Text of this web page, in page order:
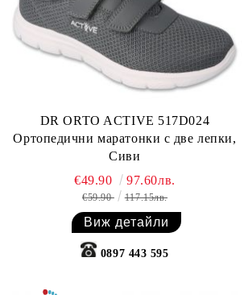
DR ORTO ACTIVE 517D024
Ортопедични маратонки с две лепки,
Сиви
€49.90 97.60лв.
€59.90 117.15лв.
Виж детайли
0897 443 595